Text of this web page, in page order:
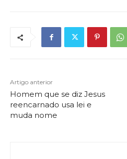
Artigo anterior
Homem que se diz Jesus
reencarnado usa lei e
muda nome